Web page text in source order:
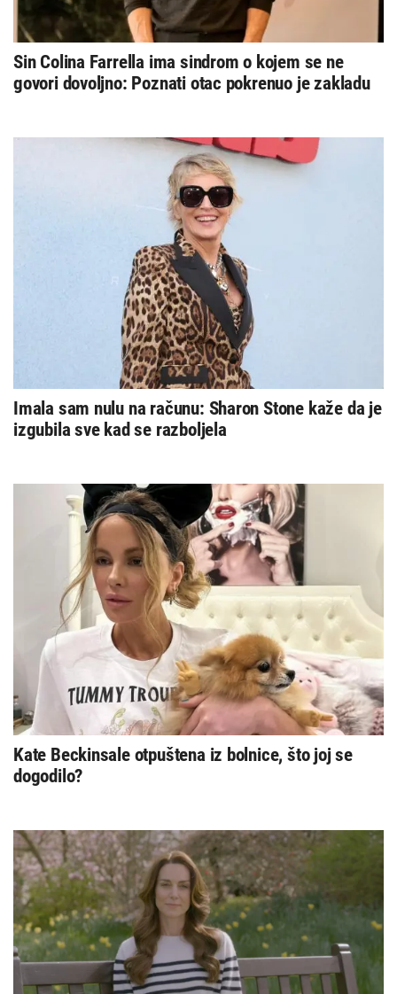
Sin Colina Farrella ima sindrom o kojem se ne
govori dovoljno: Poznati otac pokrenuo je zakladu
Imala sam nulu na računu: Sharon Stone kaže da je
izgubila sve kad se razboljela
Kate Beckinsale otpuštena iz bolnice, što joj se
dogodilo?